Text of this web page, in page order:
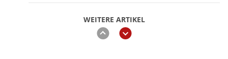
WEITERE ARTIKEL
zurückweiter